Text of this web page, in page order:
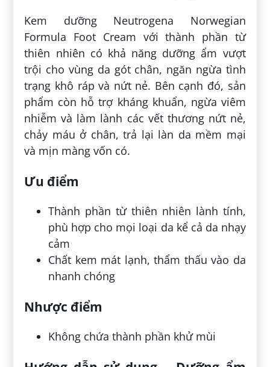
Kem dưỡng Neutrogena Norwegian
Formula Foot Cream với thành phần từ
thiên nhiên có khả năng dưỡng ẩm vượt
trội cho vùng da gót chân, ngăn ngừa tình
trạng khô ráp và nứt nẻ. Bên cạnh đó, sản
phẩm còn hỗ trợ kháng khuẩn, ngừa viêm
nhiễm và làm lành các vết thương nứt nẻ,
chảy máu ở chân, trả lại làn da mềm mại
và mịn màng vốn có.
Ưu điểm
Thành phần từ thiên nhiên lành tính,
phù hợp cho mọi loại da kể cả da nhạy
cảm
Chất kem mát lạnh, thẩm thấu vào da
nhanh chóng
Nhược điểm
Không chứa thành phần khử mùi